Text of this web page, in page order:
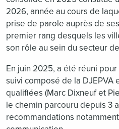
2026, année au cours de
prise de parole auprès de
premier rang desquels les
son rôle au sein du secteur
En juin 2025, a été réuni
suivi composé de la DJEPVA
qualifiées (Marc Dixneuf et
le chemin parcouru depuis 3
recommandations